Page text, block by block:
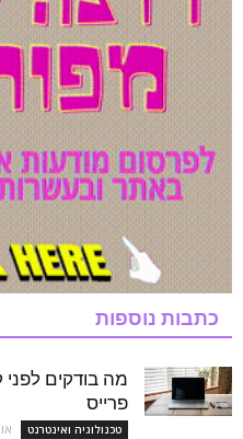
כתבות נוספות
מה בודקים לפני
פרייס
טכנולוגיה ואינטרנט